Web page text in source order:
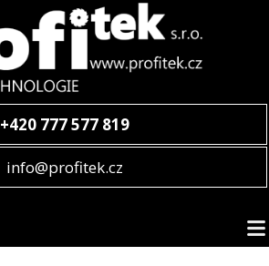
+420 777 577 819
info@profitek.cz